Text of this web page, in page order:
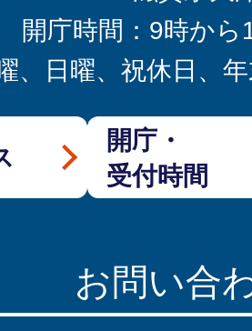
開庁時間：9時から
曜、日曜、祝休日、
開庁・
受付時間
お問い合